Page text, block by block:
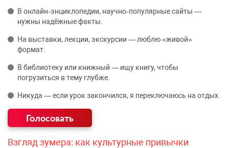
В онлайн‑энциклопедии, научно‑популярные сайты —
нужны надёжные факты.
На выставки, лекции, экскурсии — люблю «живой»
формат.
В библиотеку или книжный — ищу книгу, чтобы
погрузиться в тему глубже.
Никуда — если урок закончился, я переключаюсь на отдых.
Взгляд зумера: как культурные привычки